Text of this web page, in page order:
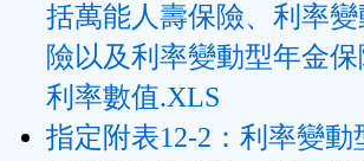
括萬能人壽保險、利率
險以及利率變動型年金
利率數值.XLS
指定附表12-2：利率變動